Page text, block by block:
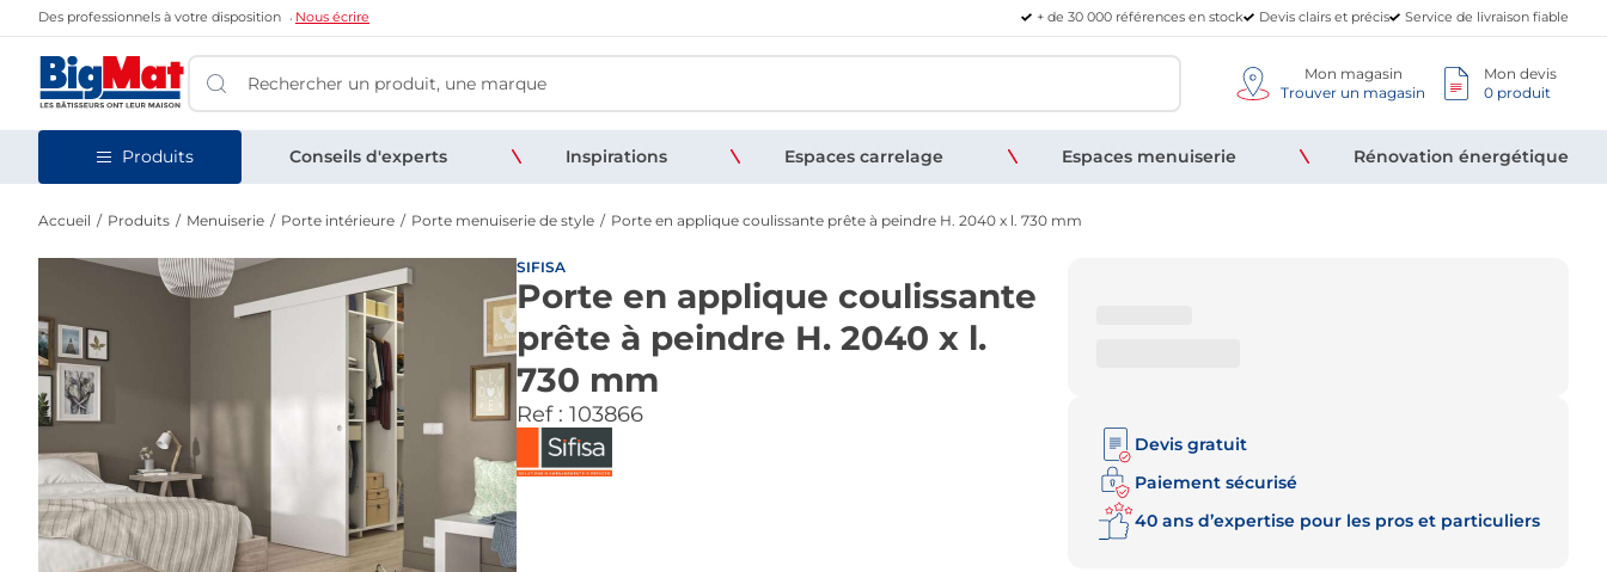
Des professionnels à votre disposition Nous écrire + de 30 000 références en stock Devis clairs et précis Service de livraison fiable
Mon magasin
Trouver un magasin
Mon devis
0 produit
Produits Conseils d'experts Inspirations Espaces carrelage Espaces menuiserie Rénovation énergétique
Accueil Produits Menuiserie Porte intérieure Porte menuiserie de style Porte en applique coulissante prête à peindre H. 2040 x l. 730 mm
SIFISA
Porte en applique coulissante
prête à peindre H. 2040 x l.
730 mm
Ref : 103866
Devis gratuit
Paiement sécurisé
40 ans d’expertise pour les pros et particuliers